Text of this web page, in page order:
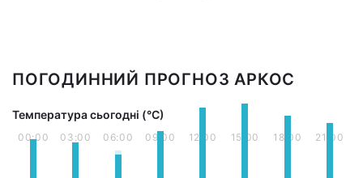
ПОГОДИННИЙ ПРОГНОЗ АРКОС
Температура сьогодні (°С)
00:00 03:00 06:00 09:00 12:00 15:00 18:00 21:00